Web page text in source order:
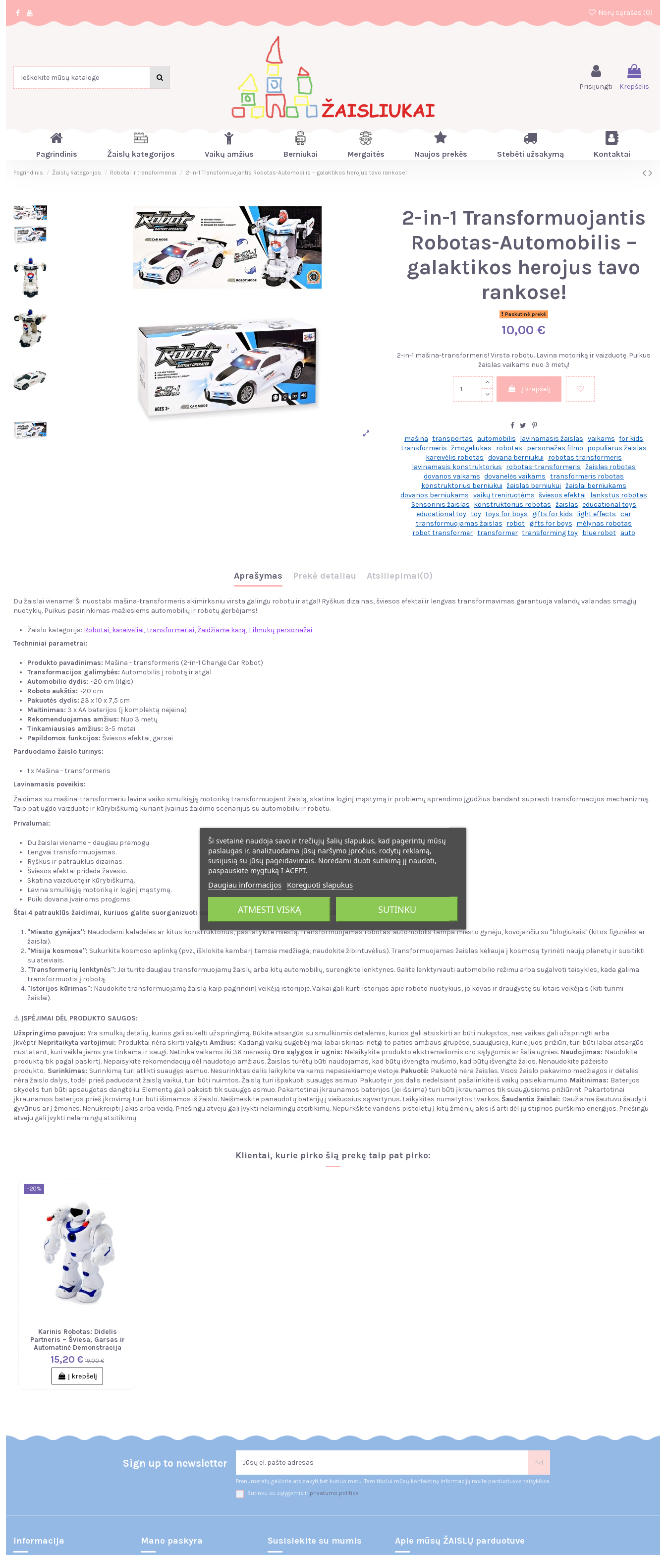
Norų sąrašas (0)
Prisijungti Krepšelis
Pagrindinis Žaislų kategorijos Vaikų amžius Berniukai Mergaitės Naujos prekės Stebėti užsakymą Kontaktai
Pagrindinis Žaislų kategorijos Robotai ir transformeriai 2-in-1 Transformuojantis Robotas-Automobilis – galaktikos herojus tavo rankose!
2-in-1 Transformuojantis
Robotas-Automobilis –
galaktikos herojus tavo
rankose!
Paskutinė prekė
10,00 €
2-in-1 mašina-transformeris! Virsta robotu. Lavina motoriką ir vaizduotę. Puikus
žaislas vaikams nuo 3 metų!
Į krepšelį
mašina transportas automobilis lavinamasis žaislas vaikams for kids
transformeris žmogeliukas robotas personažas filmo populiarus žaislas
kareivėlis robotas dovana berniukui
robotas transformeris
lavinamasis konstruktorius robotas-transformeris žaislas robotas
dovanos vaikams dovanelės vaikams transformeris robotas
konstruktorius berniukui žaislas berniukui žaislai berniukams
dovanos berniukams vaikų treniruotėms šviesos efektai
lankstus robotas
Sensorinis žaislas konstruktorius robotas žaislas educational toys
educational toy toy toys for boys gifts for kids light effects car
transformuojamas žaislas robot gifts for boys mėlynas robotas
robot transformer transformer transforming toy blue robot auto
Aprašymas Prekė detaliau Atsiliepimai(0)
Du žaislai viename! Ši nuostabi mašina-transformeris akimirksniu virsta galingu robotu ir atgal! Ryškus dizainas, šviesos efektai ir lengvas transformavimas garantuoja valandų valandas smagių
nuotykių. Puikus pasirinkimas mažiesiems automobilių ir robotų gerbėjams!
Žaislo kategorija: Robotai, kareivėliai, transformeriai, Žaidžiame karą, Filmukų personažai
Techniniai parametrai:
Produkto pavadinimas: Mašina - transformeris (2-in-1 Change Car Robot)
Transformacijos galimybės: Automobilis į robotą ir atgal
Automobilio dydis: ~20 cm (ilgis)
Roboto aukštis: ~20 cm
Pakuotės dydis: 23 x 10 x 7,5 cm
Maitinimas: 3 x AA baterijos (į komplektą neįeina)
Rekomenduojamas amžius: Nuo 3 metų
Tinkamiausias amžius: 3-5 metai
Papildomos funkcijos: Šviesos efektai, garsai
Parduodamo žaislo turinys:
1 x Mašina - transformeris
Lavinamasis poveikis:
Žaidimas su mašina-transformeriu lavina vaiko smulkiąją motoriką transformuojant žaislą, skatina loginį mąstymą ir problemų sprendimo įgūdžius bandant suprasti transformacijos mechanizmą.
Taip pat ugdo vaizduotę ir kūrybiškumą kuriant įvairius žaidimo scenarijus su automobiliu ir robotu.
Privalumai:
Du žaislai viename – daugiau pramogų.
Lengvai transformuojamas.
Ryškus ir patrauklus dizainas.
Šviesos efektai prideda žavesio.
Skatina vaizduotę ir kūrybiškumą.
Lavina smulkiąją motoriką ir loginį mąstymą.
Puiki dovana įvairioms progoms.
Štai 4 patrauklūs žaidimai, kuriuos galite suorganizuoti namuose su šiuo transformuojančiu žaislu ir kitais žaislais:
"Miesto gynėjas": Naudodami kaladėles ar kitus konstruktorius, pastatykite miestą. Transformuojamas robotas-automobilis tampa miesto gynėju, kovojančiu su "blogiukais" (kitos figūrėlės ar
žaislai).
"Misija kosmose": Sukurkite kosmoso aplinką (pvz., išklokite kambarį tamsia medžiaga, naudokite žibintuvėlius). Transformuojamas žaislas keliauja į kosmosą tyrinėti naujų planetų ir susitikti
su ateiviais.
"Transformerių lenktynės": Jei turite daugiau transformuojamų žaislų arba kitų automobilių, surengkite lenktynes. Galite lenktyniauti automobilio režimu arba sugalvoti taisykles, kada galima
transformuotis į robotą.
"Istorijos kūrimas": Naudokite transformuojamą žaislą kaip pagrindinį veikėją istorijoje. Vaikai gali kurti istorijas apie roboto nuotykius, jo kovas ir draugystę su kitais veikėjais (kiti turimi
žaislai).
⚠ ĮSPĖJIMAI DĖL PRODUKTO SAUGOS:
Užspringimo pavojus: Yra smulkių detalių, kurios gali sukelti užspringimą. Būkite atsargūs su smulkiomis detalėmis, kurios gali atsiskirti ar būti nukąstos, nes vaikas gali užspringti arba
įkvėpti! Nepritaikyta vartojimui: Produktai nėra skirti valgyti.Amžius: Kadangi vaikų sugebėjimai labai skiriasi netgi to paties amžiaus grupėse, suaugusieji, kurie juos prižiūri, turi būti labai atsargūs
nustatant, kuri veikla jiems yra tinkama ir saugi. Netinka vaikams iki 36 mėnesių. Oro sąlygos ir ugnis: Nelaikykite produkto ekstremaliomis oro sąlygomis ar šalia ugnies. Naudojimas: Naudokite
produktą tik pagal paskirtį. Nepaisykite rekomendacijų dėl naudotojo amžiaus. Žaislas turėtų būti naudojamas, kad būtų išvengta mušimo, kad būtų išvengta žalos. Nenaudokite pažeisto
produkto. Surinkimas: Surinkimą turi atlikti suaugęs asmuo. Nesurinktas dalis laikykite vaikams nepasiekiamoje vietoje. Pakuotė: Pakuotė nėra žaislas. Visos žaislо pakavimo medžiagos ir detalės
nėra žaislo dalys, todėl prieš paduodant žaislą vaikui, turi būti nuimtos. Žaislą turi išpakuoti suaugęs asmuo. Pakuotę ir jos dalis nedelsiant pašalinkite iš vaikų pasiekiamumo. Maitinimas: Baterijos
skydelis turi būti apsaugotas dangteliu. Elementą gali pakeisti tik suaugęs asmuo. Pakartotinai įkraunamos baterijos (jei išsiima) turi būti įkraunamos tik suaugusiems prižiūrint. Pakartotinai
įkraunamos baterijos prieš įkrovimą turi būti išimamos iš žaislo. Neišmeskite panaudotų baterijų į viešuosius sąvartynus. Laikykitės numatytos tvarkos. Šaudantis žaislai: Daužiama šautuvu šaudyti
gyvūnus ar į žmones. Nenukreipti į akis arba veidą. Priešingu atveju gali įvykti nelaimingų atsitikimų. Nepurkškite vandens pistoletų į kitų žmonių akis iš arti dėl jų stiprios purškimo energijos. Priešingu
atveju gali įvykti nelaimingų atsitikimų.
Klientai, kurie pirko šią prekę taip pat pirko:
−20%
Karinis Robotas: Didelis
Partneris – Šviesa, Garsas ir
Automatinė Demonstracija
15,20 € 19,00 €
Į krepšelį
Sign up to newsletter
Prenumeratą galėsite atsisakyti bet kuriuo metu. Tam tikslui mūsų kontaktinę informaciją rasite parduotuvės taisyklėse.
Sutinku su sąlygomis ir privatumo politika
Informacija Mano paskyra Susisiekite su mumis Apie mūsų ŽAISLŲ parduotuve
Ši svetainė naudoja savo ir trečiųjų šalių slapukus, kad pagerintų mūsų
paslaugas ir, analizuodama jūsų naršymo įpročius, rodytų reklamą,
susijusią su jūsų pageidavimais. Norėdami duoti sutikimą jį naudoti,
paspauskite mygtuką I ACEPT.
Daugiau informacijos Koreguoti slapukus
ATMESTI VISKĄ SUTINKU